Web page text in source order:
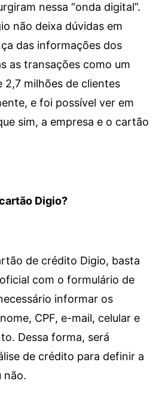
nessa “onda digital”.
não deixa dúvidas em
das informações dos
as transações como um
2,7 milhões de clientes
e foi possível ver em
sim, a empresa e o cartão
Digio?
de crédito Digio, basta
com o formulário de
informar os
CPF, e-mail, celular e
Dessa forma, será
de crédito para definir a
não.